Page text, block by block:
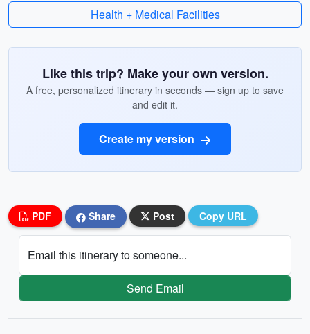
Health + Medical Facilities
Like this trip? Make your own version.
A free, personalized itinerary in seconds — sign up to save
and edit it.
Create my version
PDF Share Post Copy URL
Email this itinerary to someone...
Send Email